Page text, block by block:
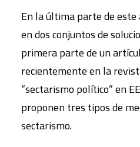
En la última parte de
en dos conjuntos de
primera parte de un
recientemente en la
“sectarismo político” en
proponen tres tipos de
sectarismo.